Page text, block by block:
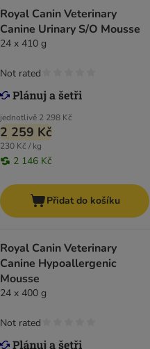
Royal Canin Veterinary
Canine Urinary S/O Mousse
24 x 410 g
jednotlivě 2 298 Kč
2 259 Kč
230 Kč / kg
2 146 Kč
Not rated
Přidat do košíku
Royal Canin Veterinary
Canine Hypoallergenic
Mousse
24 x 400 g
Not rated